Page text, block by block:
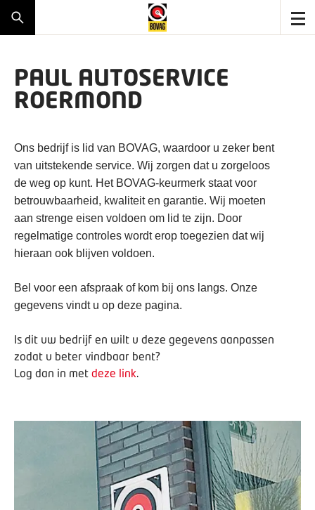
PAUL AUTOSERVICE
ROERMOND
Ons bedrijf is lid van BOVAG, waardoor u zeker bent
van uitstekende service. Wij zorgen dat u zorgeloos
de weg op kunt. Het BOVAG-keurmerk staat voor
betrouwbaarheid, kwaliteit en garantie. Wij moeten
aan strenge eisen voldoen om lid te zijn. Door
regelmatige controles wordt erop toegezien dat wij
hieraan ook blijven voldoen.
Bel voor een afspraak of kom bij ons langs. Onze
gegevens vindt u op deze pagina.
Is dit uw bedrijf en wilt u deze gegevens aanpassen
zodat u beter vindbaar bent?
Log dan in met deze link.